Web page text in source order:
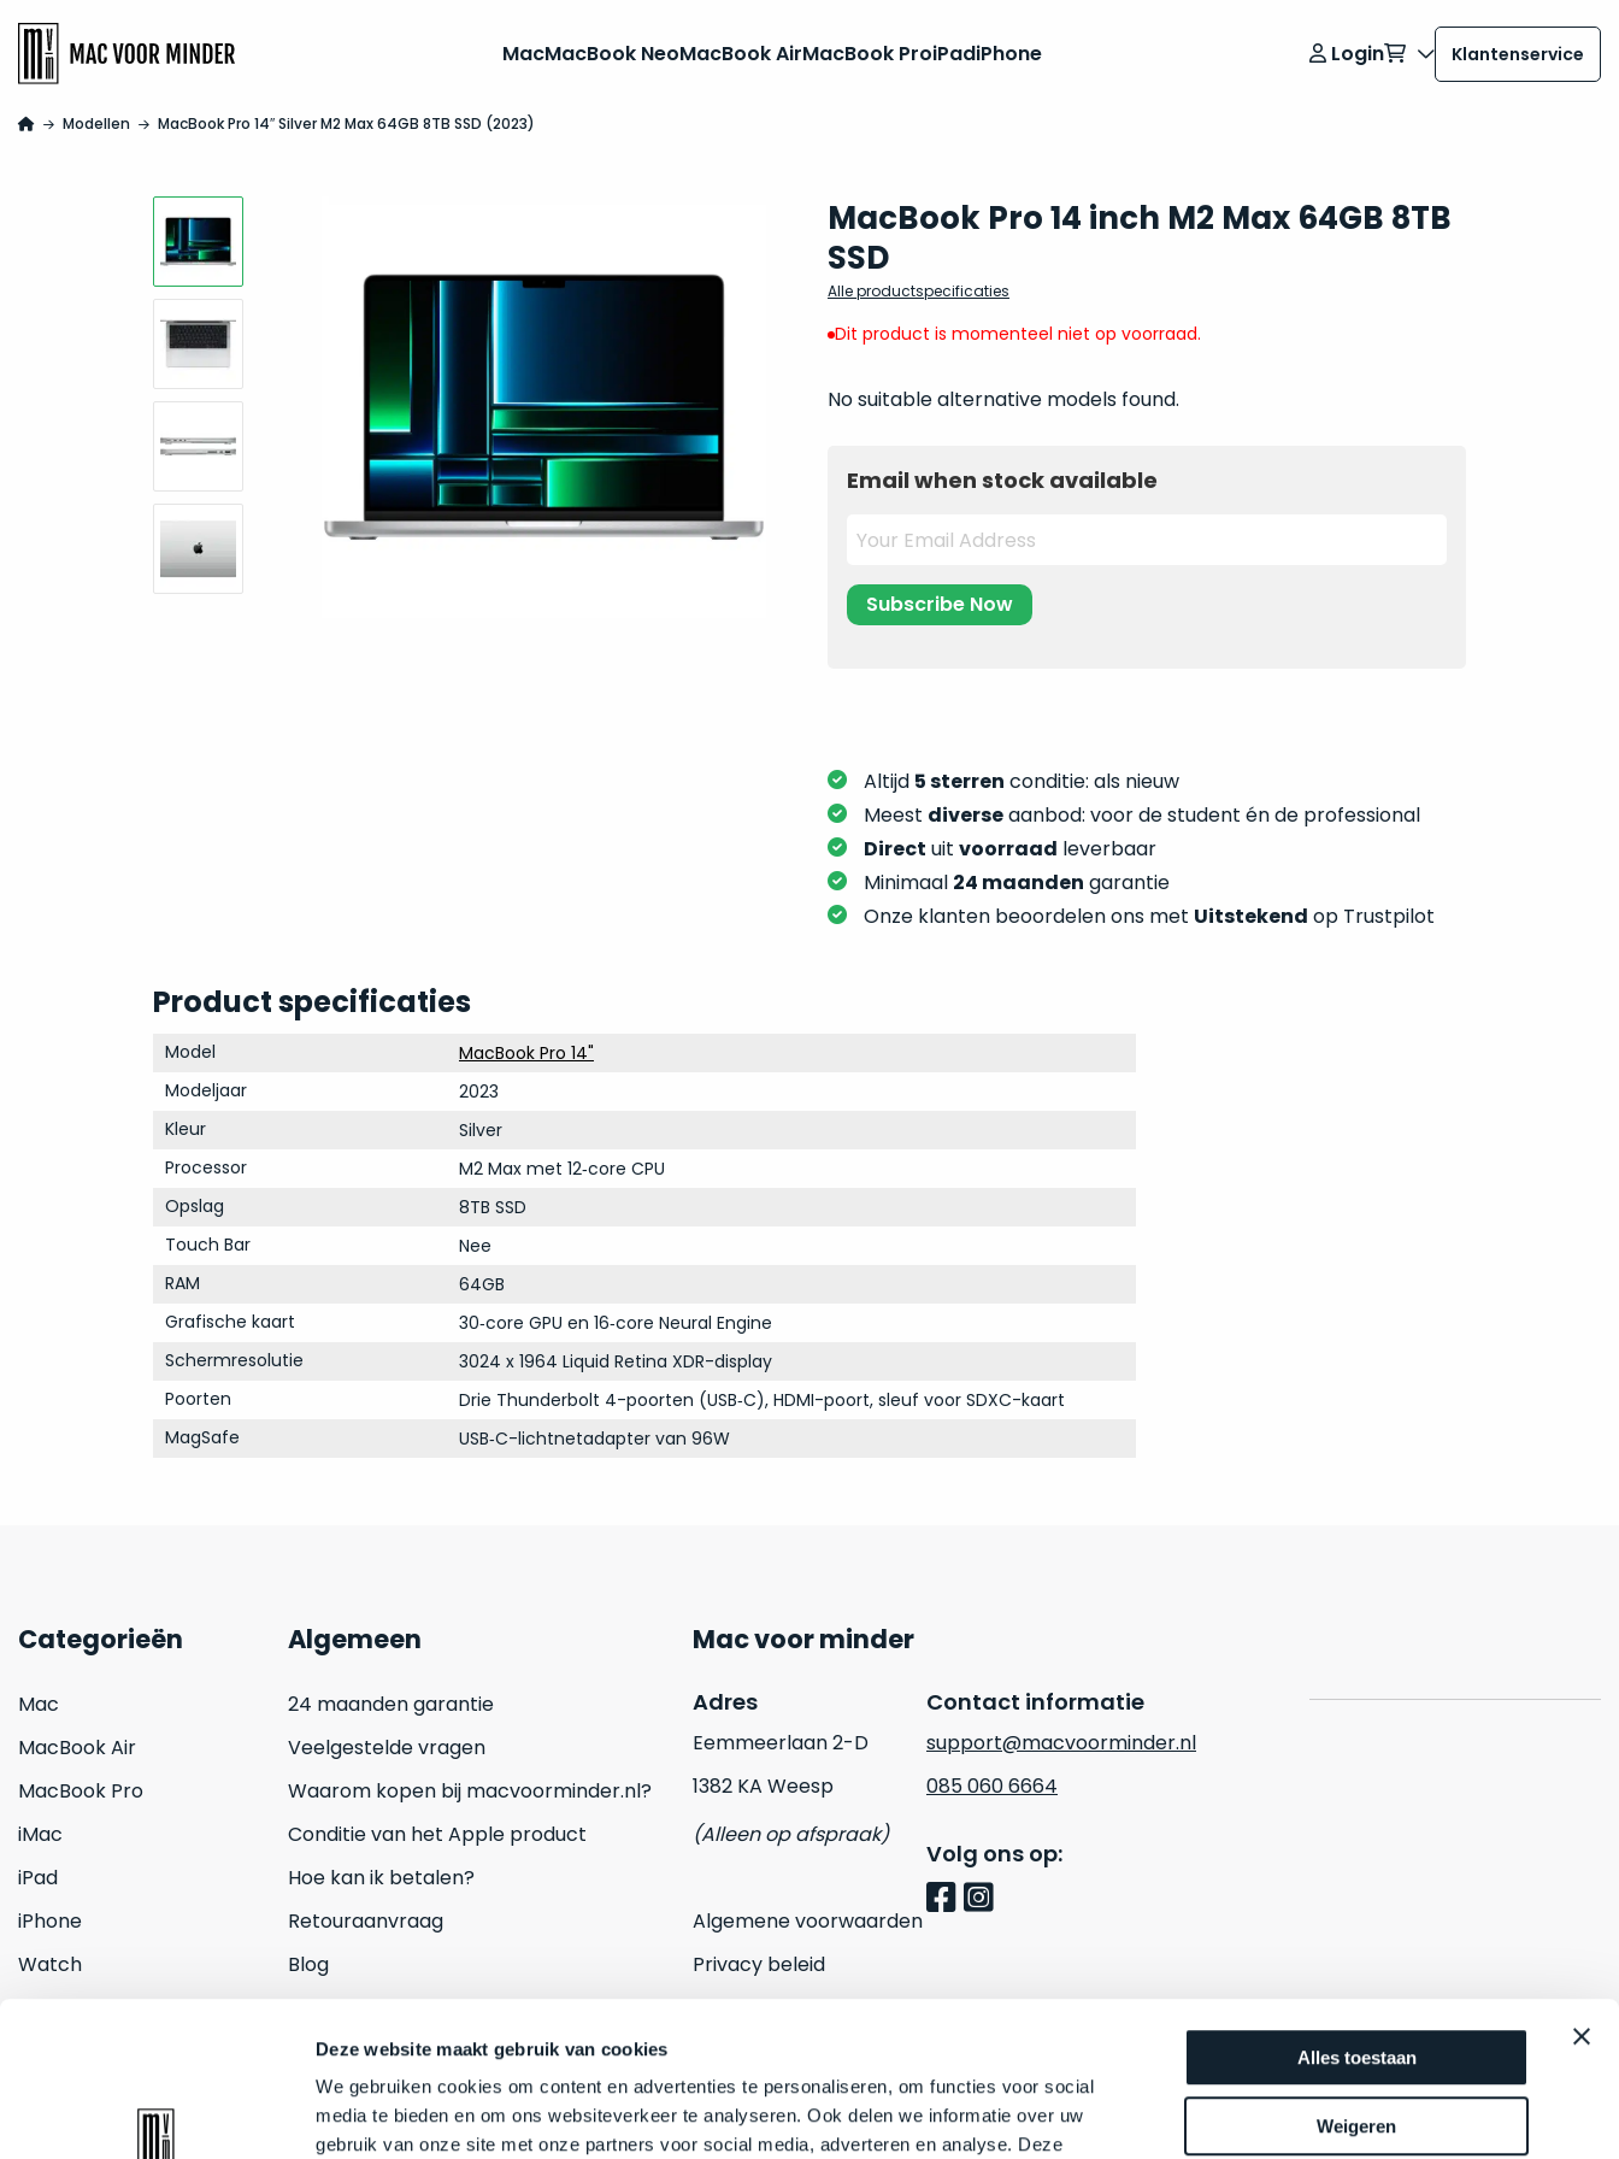
Deze website maakt gebruik van cookies
We gebruiken cookies om content en advertenties te personaliseren, om functies voor social
media te bieden en om ons websiteverkeer te analyseren. Ook delen we informatie over uw
gebruik van onze site met onze partners voor social media, adverteren en analyse. Deze
Alles toestaan
Weigeren
MacMacBook NeoMacBook AirMacBook ProiPadiPhone Login Klantenservice
Modellen MacBook Pro 14″ Silver M2 Max 64GB 8TB SSD (2023)
MacBook Pro 14 inch M2 Max 64GB 8TB
SSD
Alle productspecificaties
Dit product is momenteel niet op voorraad.
No suitable alternative models found.
Email when stock available
Altijd 5 sterren conditie: als nieuw
Meest diverseaanbod: voor de student én de professional
Direct uit voorraad leverbaar
Minimaal 24 maanden garantie
Onze klanten beoordelen ons met Uitstekend op Trustpilot
Product specificaties
Model
MacBook Pro 14"
Modeljaar
2023
Kleur
Silver
Processor
M2 Max met 12‑core CPU
Opslag
8TB SSD
Touch Bar
Nee
RAM
64GB
Grafische kaart
30‑core GPU en 16‑core Neural Engine
Schermresolutie
3024 x 1964 Liquid Retina XDR-display
Poorten
Drie Thunderbolt 4-poorten (USB‑C), HDMI-poort, sleuf voor SDXC-kaart
MagSafe
USB‑C-lichtnetadapter van 96W
Categorieën
Mac
MacBook Air
MacBook Pro
iMac
iPad
iPhone
Watch
Algemeen
24 maanden garantie
Veelgestelde vragen
Waarom kopen bij macvoorminder.nl?
Conditie van het Apple product
Hoe kan ik betalen?
Retouraanvraag
Blog
Mac voor minder
Adres
Eemmeerlaan 2-D
1382 KA Weesp
(Alleen op afspraak)
Algemene voorwaarden
Privacy beleid
Contact informatie
support@macvoorminder.nl
085 060 6664
Volg ons op: